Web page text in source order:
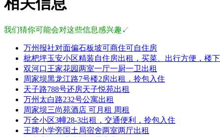
我们猜你可能会对这些信息感兴趣↙
万州报社对面偏石板坡可商住可自住房
枇杷坪玉安小区精装自住房出租，买菜、出行方便，楼
双河口王家花园两室一厅一厨一卫出租
周家坝黑龙江路7号楼2房出租，拎包入住
天子路788号还房天子悦苑出租
万州太白路232号公寓出租
周家坝三尚苑酒店 可月租 周租
万全小区3幢28-3出租，交通便利，拎包入住
王牌小学旁国土局宿舍两室两厅出租